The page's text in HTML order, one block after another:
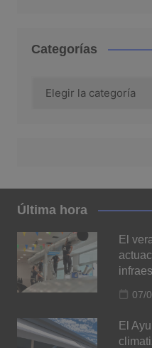
Categorías
Última hora
El
07/
El